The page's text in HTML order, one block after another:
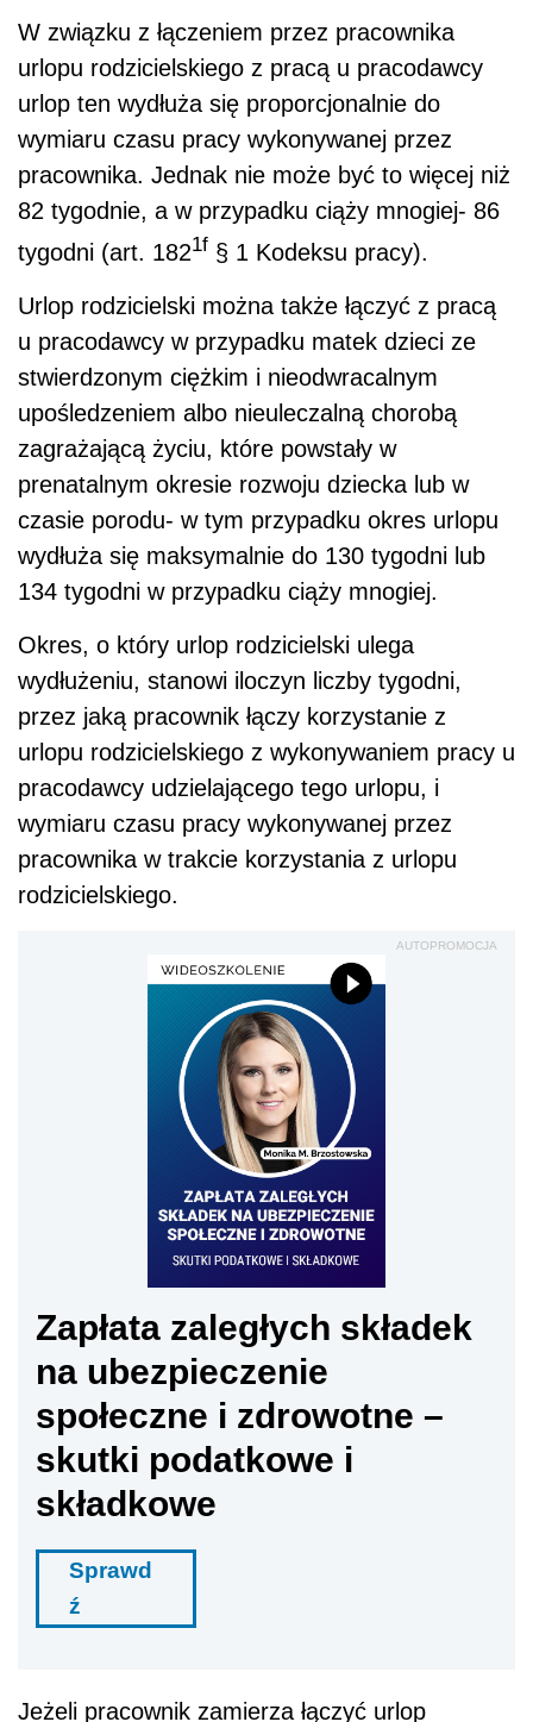
W związku z łączeniem przez pracownika
urlopu rodzicielskiego z pracą u pracodawcy
urlop ten wydłuża się proporcjonalnie do
wymiaru czasu pracy wykonywanej przez
pracownika. Jednak nie może być to więcej niż
82 tygodnie, a w przypadku ciąży mnogiej- 86
tygodni (art. 1821f § 1 Kodeksu pracy).
Urlop rodzicielski można także łączyć z pracą
u pracodawcy w przypadku matek dzieci ze
stwierdzonym ciężkim i nieodwracalnym
upośledzeniem albo nieuleczalną chorobą
zagrażającą życiu, które powstały w
prenatalnym okresie rozwoju dziecka lub w
czasie porodu- w tym przypadku okres urlopu
wydłuża się maksymalnie do 130 tygodni lub
134 tygodni w przypadku ciąży mnogiej.
Okres, o który urlop rodzicielski ulega
wydłużeniu, stanowi iloczyn liczby tygodni,
przez jaką pracownik łączy korzystanie z
urlopu rodzicielskiego z wykonywaniem pracy u
pracodawcy udzielającego tego urlopu, i
wymiaru czasu pracy wykonywanej przez
pracownika w trakcie korzystania z urlopu
rodzicielskiego.
AUTOPROMOCJA
Zapłata zaległych składek
na ubezpieczenie
społeczne i zdrowotne –
skutki podatkowe i
składkowe
Sprawd
ź
Jeżeli pracownik zamierza łączyć urlop